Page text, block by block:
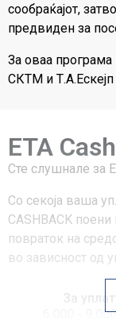
сообраќајот,
предвиден за
За оваа
СКТМ и
ETA
Сте слушнале за
Со секоја ваша
CASHBACK
повраток на
во зависност од
За
6.000 -